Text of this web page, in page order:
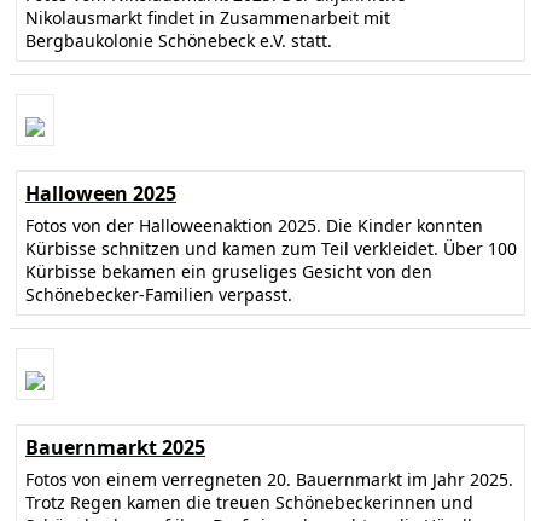
Nikolausmarkt findet in Zusammenarbeit mit
Bergbaukolonie Schönebeck e.V. statt.
Halloween 2025
Fotos von der Halloweenaktion 2025. Die Kinder konnten
Kürbisse schnitzen und kamen zum Teil verkleidet. Über 100
Kürbisse bekamen ein gruseliges Gesicht von den
Schönebecker-Familien verpasst.
Bauernmarkt 2025
Fotos von einem verregneten 20. Bauernmarkt im Jahr 2025.
Trotz Regen kamen die treuen Schönebeckerinnen und